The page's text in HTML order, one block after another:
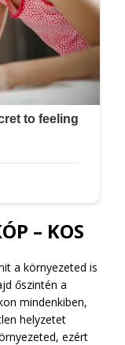
– KOS
a környezeted is
őszintén a
mindenkiben,
helyzetet
ezért